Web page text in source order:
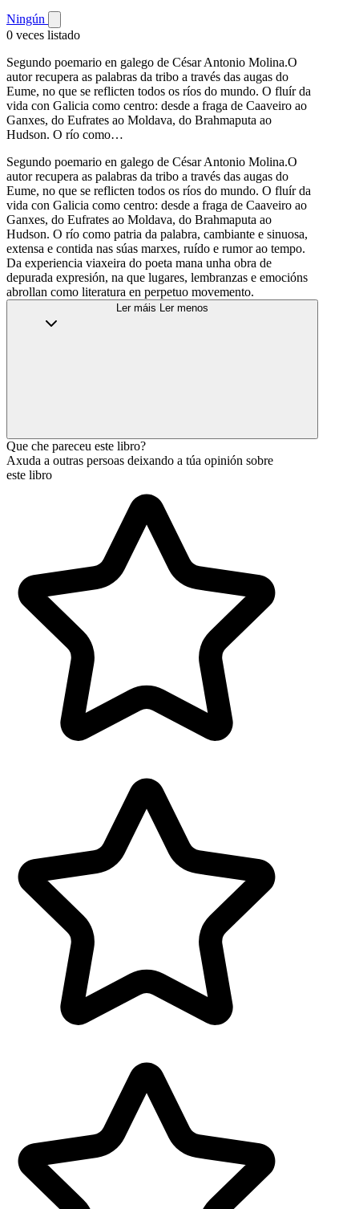
Ningún
0 veces listado
Segundo poemario en galego de César Antonio Molina.O
autor recupera as palabras da tribo a través das augas do
Eume, no que se reflicten todos os ríos do mundo. O fluír da
vida con Galicia como centro: desde a fraga de Caaveiro ao
Ganxes, do Eufrates ao Moldava, do Brahmaputa ao
Hudson. O río como…
Segundo poemario en galego de César Antonio Molina.O
autor recupera as palabras da tribo a través das augas do
Eume, no que se reflicten todos os ríos do mundo. O fluír da
vida con Galicia como centro: desde a fraga de Caaveiro ao
Ganxes, do Eufrates ao Moldava, do Brahmaputa ao
Hudson. O río como patria da palabra, cambiante e sinuosa,
extensa e contida nas súas marxes, ruído e rumor ao tempo.
Da experiencia viaxeira do poeta mana unha obra de
depurada expresión, na que lugares, lembranzas e emocións
abrollan como literatura en perpetuo movemento.
Ler máis Ler menos
Que che pareceu este libro?
Axuda a outras persoas deixando a túa opinión sobre
este libro